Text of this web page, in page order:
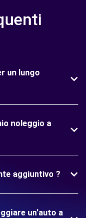
un lungo
noleggio a
aggiuntivo ?
un'auto a